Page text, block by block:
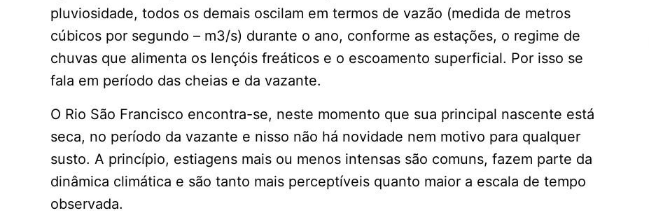
pluviosidade, todos os demais oscilam em termos de vazão (medida de metros
cúbicos por segundo – m3/s) durante o ano, conforme as estações, o regime de
chuvas que alimenta os lençóis freáticos e o escoamento superficial. Por isso se
fala em período das cheias e da vazante.
O Rio São Francisco encontra-se, neste momento que sua principal nascente está
seca, no período da vazante e nisso não há novidade nem motivo para qualquer
susto. A princípio, estiagens mais ou menos intensas são comuns, fazem parte da
dinâmica climática e são tanto mais perceptíveis quanto maior a escala de tempo
observada.